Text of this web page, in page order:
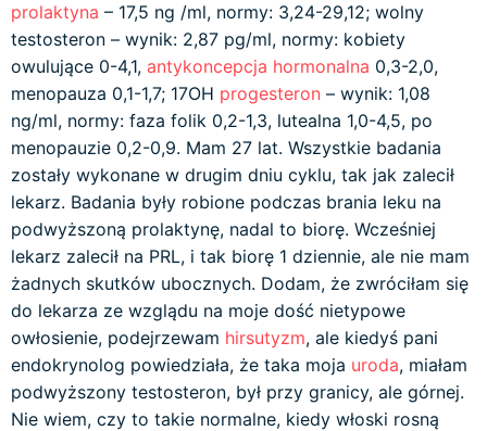
prolaktyna – 17,5 ng /ml, normy: 3,24-29,12; wolny
testosteron – wynik: 2,87 pg/ml, normy: kobiety
owulujące 0-4,1, antykoncepcja hormonalna 0,3-2,0,
menopauza 0,1-1,7; 17OH progesteron – wynik: 1,08
ng/ml, normy: faza folik 0,2-1,3, lutealna 1,0-4,5, po
menopauzie 0,2-0,9. Mam 27 lat. Wszystkie badania
zostały wykonane w drugim dniu cyklu, tak jak zalecił
lekarz. Badania były robione podczas brania leku na
podwyższoną prolaktynę, nadal to biorę. Wcześniej
lekarz zalecił na PRL, i tak biorę 1 dziennie, ale nie mam
żadnych skutków ubocznych. Dodam, że zwróciłam się
do lekarza ze wzglądu na moje dość nietypowe
owłosienie, podejrzewam hirsutyzm, ale kiedyś pani
endokrynolog powiedziała, że taka moja uroda, miałam
podwyższony testosteron, był przy granicy, ale górnej.
Nie wiem, czy to takie normalne, kiedy włoski rosną